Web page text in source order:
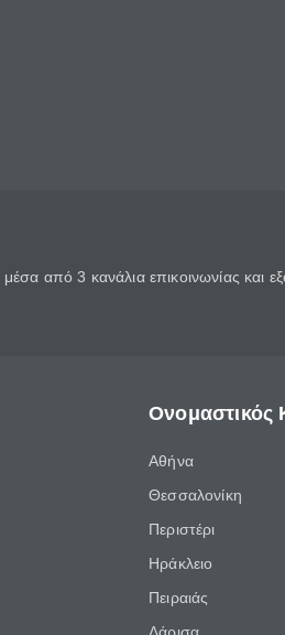
από 3 κανάλια επικοινωνίας και
Ονομαστικός
Αθήνα
Θεσσαλονίκη
Περιστέρι
Ηράκλειο
Πειραιάς